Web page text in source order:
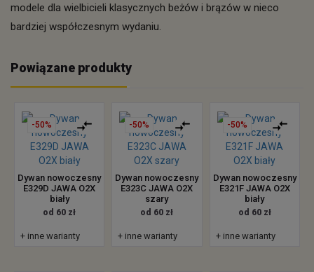
modele dla wielbicieli klasycznych beżów i brązów w nieco
bardziej współczesnym wydaniu.
Powiązane produkty
-50%
Dywan nowoczesny
E329D JAWA O2X
biały
od 60 zł
+ inne warianty
-50%
Dywan nowoczesny
E323C JAWA O2X
szary
od 60 zł
+ inne warianty
-50%
Dywan nowoczesny
E321F JAWA O2X
biały
od 60 zł
+ inne warianty